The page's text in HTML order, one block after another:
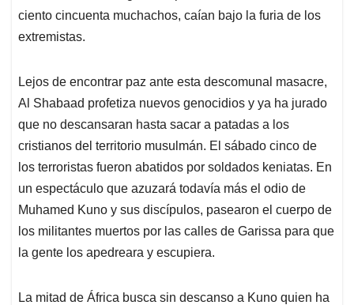
ciento cincuenta muchachos, caían bajo la furia de los
extremistas.
Lejos de encontrar paz ante esta descomunal masacre,
Al Shabaad profetiza nuevos genocidios y ya ha jurado
que no descansaran hasta sacar a patadas a los
cristianos del territorio musulmán. El sábado cinco de
los terroristas fueron abatidos por soldados keniatas. En
un espectáculo que azuzará todavía más el odio de
Muhamed Kuno y sus discípulos, pasearon el cuerpo de
los militantes muertos por las calles de Garissa para que
la gente los apedreara y escupiera.
La mitad de África busca sin descanso a Kuno quien ha